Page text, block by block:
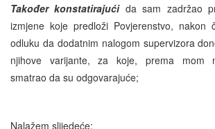
Također konstatirajući da sam zadržao
izmjene koje predloži Povjerenstvo, nakon
odluku da dodatnim nalogom supervizora
njihove varijante, za koje, prema mom
smatrao da su odgovarajuće;
Nalažem slijedeće: